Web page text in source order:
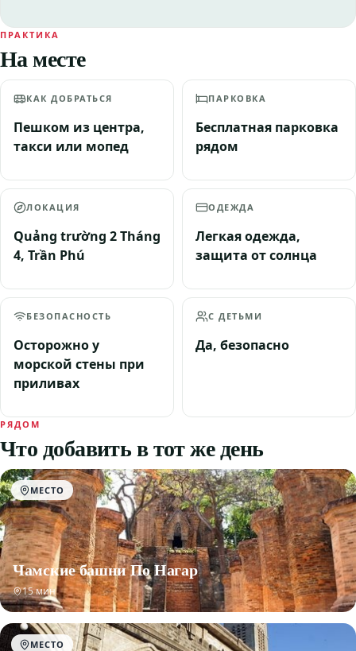
ПРАКТИКА
На месте
КАК ДОБРАТЬСЯ
Пешком из центра,
такси или мопед
ПАРКОВКА
Бесплатная парковка
рядом
ЛОКАЦИЯ
Quảng trường 2 Tháng
4, Trần Phú
ОДЕЖДА
Легкая одежда,
защита от солнца
БЕЗОПАСНОСТЬ
Осторожно у
морской стены при
приливах
С ДЕТЬМИ
Да, безопасно
РЯДОМ
Что добавить в тот же день
МЕСТО
Чамские башни По Нагар
15 мин
МЕСТО